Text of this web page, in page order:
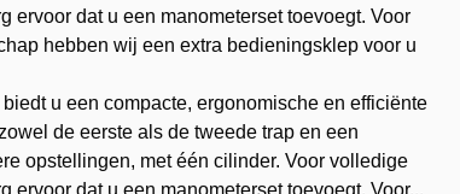
ervoor dat u een manometerset toevoegt. Voor
hebben wij een extra bedieningsklep voor u
u een compacte, ergonomische en efficiënte
de eerste als de tweede trap en een
opstellingen, met één cilinder. Voor volledige
dat u een manometerset toevoegt. Voor...